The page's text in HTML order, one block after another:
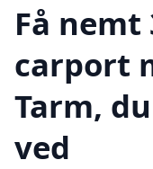
Få
carport
Tarm,
ved